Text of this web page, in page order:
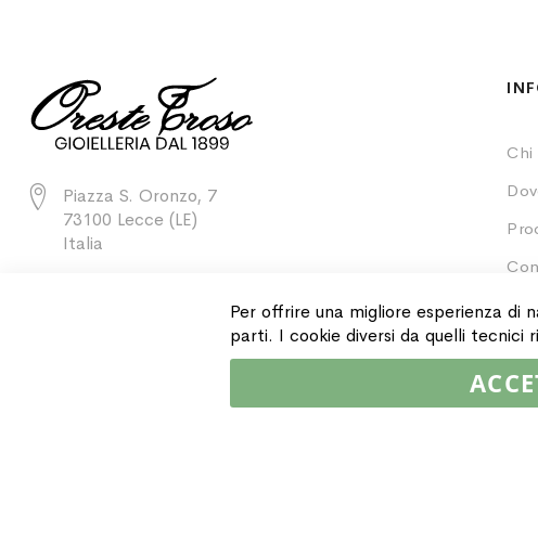
Piazza S. Oronzo, 7
73100 Lecce (LE)
Italia
Chi
Copyright © 2015 Gioielleria Oreste Troso. All rights reserved. P. IVA
Per offrire una migliore esperienza di
parti. I cookie diversi da quelli tecnici